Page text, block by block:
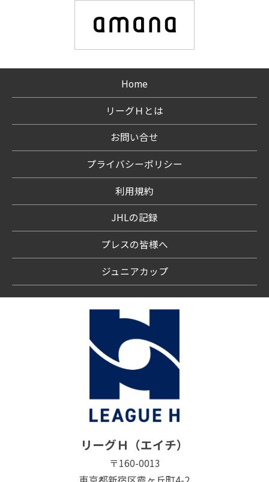
Home
リーグＨとは
お問い合せ
プライバシーポリシー
利用規約
JHLの記録
プレスの皆様へ
ジュニアカップ
リーグＨ（エイチ）
〒160-0013